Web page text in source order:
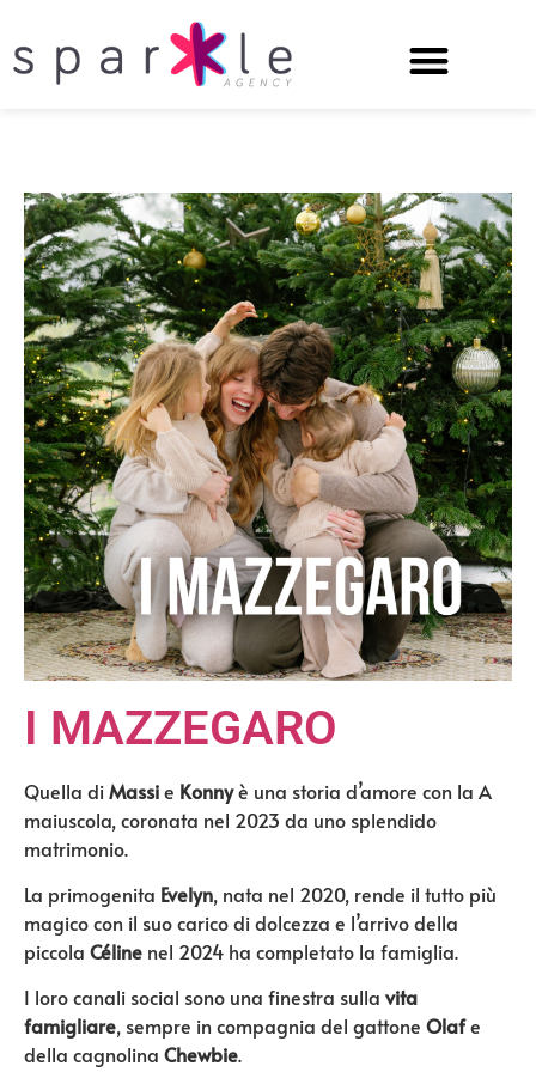
I MAZZEGARO
Quella diMassie Konnyè una storia d’amore con la A
maiuscola, coronata nel 2023 da uno splendido
matrimonio.
La primogenita Evelyn, nata nel 2020, rende il tutto più
magico con il suo carico di dolcezza e l’arrivo della
piccola Céline nel 2024 ha completato la famiglia.
I loro canali social sono una finestra sulla vita
famigliare, sempre in compagnia del gattone Olafe
della cagnolina Chewbie.